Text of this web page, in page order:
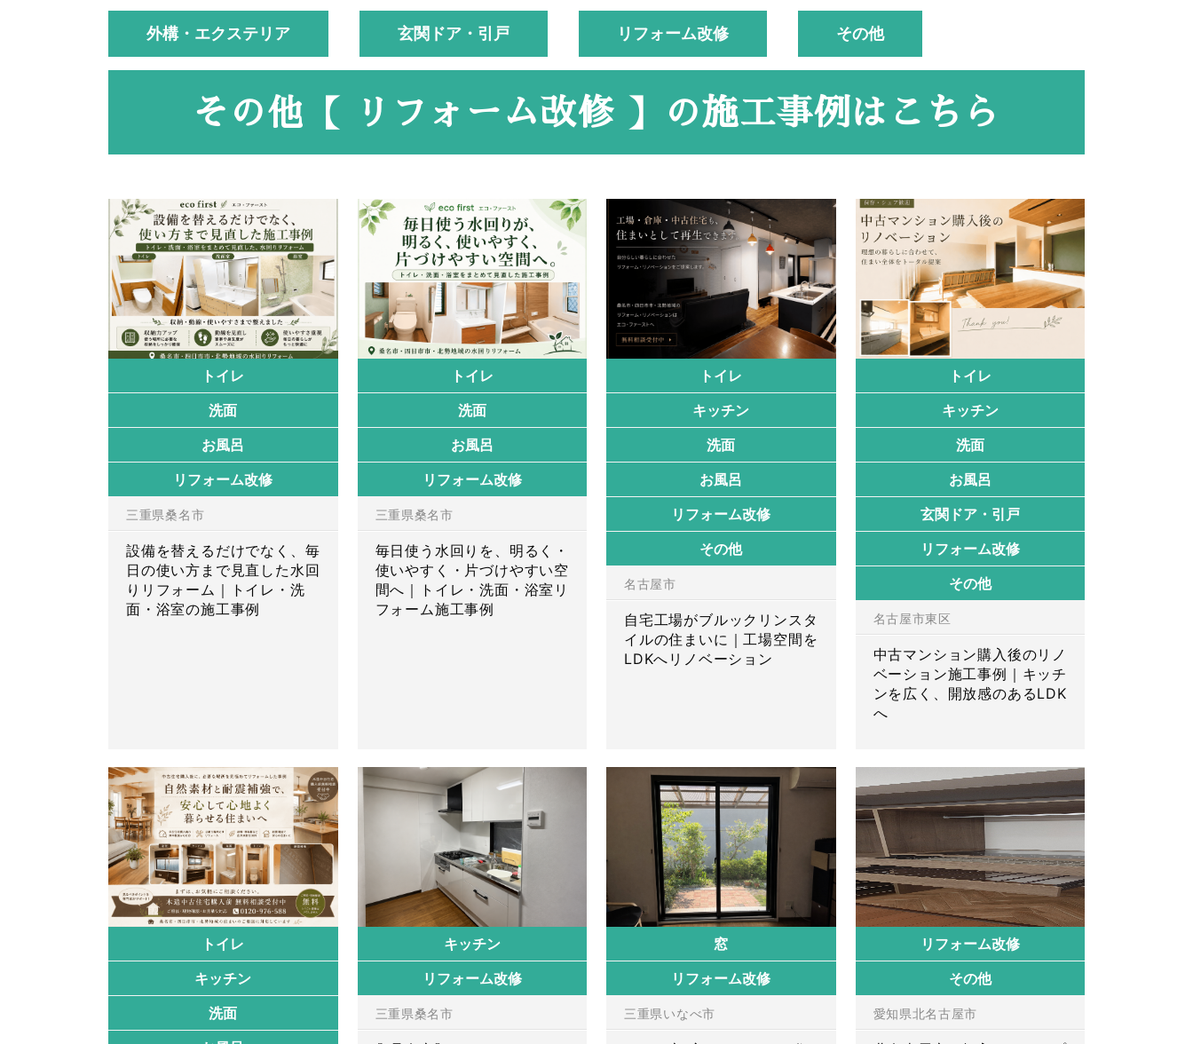
外構・エクステリア 玄関ドア・引戸 リフォーム改修 その他
その他【 リフォーム改修 】の施工事例はこちら
トイレ
洗面
お風呂
リフォーム改修
三重県桑名市
設備を替えるだけでなく、毎
日の使い方まで見直した水回
りリフォーム｜トイレ・洗
面・浴室の施工事例
トイレ
洗面
お風呂
リフォーム改修
三重県桑名市
毎日使う水回りを、明るく・
使いやすく・片づけやすい空
間へ｜トイレ・洗面・浴室リ
フォーム施工事例
トイレ
キッチン
洗面
お風呂
リフォーム改修
その他
名古屋市
自宅工場がブルックリンスタ
イルの住まいに｜工場空間を
LDKへリノベーション
トイレ
キッチン
洗面
お風呂
玄関ドア・引戸
リフォーム改修
その他
名古屋市東区
中古マンション購入後のリノ
ベーション施工事例｜キッチ
ンを広く、開放感のあるLDK
へ
トイレ
キッチン
洗面
キッチン
リフォーム改修
三重県桑名市
窓
リフォーム改修
三重県いなべ市
リフォーム改修
その他
愛知県北名古屋市